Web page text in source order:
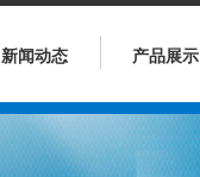
新闻动态 产品展示